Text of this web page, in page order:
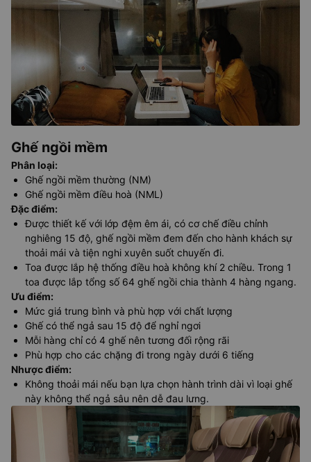
Ghế ngồi mềm
Phân loại:
Ghế ngồi mềm thường (NM)
Ghế ngồi mềm điều hoà (NML)
Đặc điểm:
Được thiết kế với lớp đệm êm ái, có cơ chế điều chỉnh
nghiêng 15 độ, ghế ngồi mềm đem đến cho hành khách sự
thoải mái và tiện nghi xuyên suốt chuyến đi.
Toa được lắp hệ thống điều hoà không khí 2 chiều. Trong 1
toa được lắp tổng số 64 ghế ngồi chia thành 4 hàng ngang.
Ưu điểm:
Mức giá trung bình và phù hợp với chất lượng
Ghế có thể ngả sau 15 độ để nghỉ ngơi
Mỗi hàng chỉ có 4 ghế nên tương đối rộng rãi
Phù hợp cho các chặng đi trong ngày dưới 6 tiếng
Nhược điểm:
Không thoải mái nếu bạn lựa chọn hành trình dài vì loại ghế
này không thể ngả sâu nên dễ đau lưng.